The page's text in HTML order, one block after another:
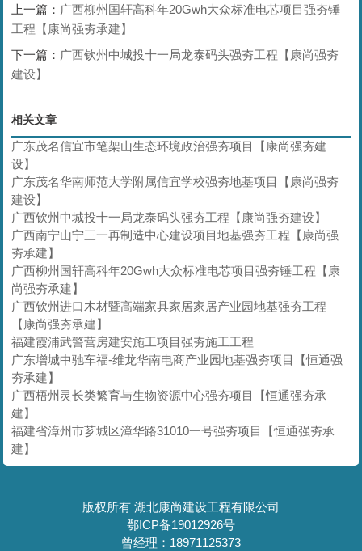
上一篇： 广西柳州国轩高科年20Gwh大众标准电芯项目强夯锤
工程【康尚强夯承建】
下一篇： 广西钦州中城投十一局龙泰码头强夯工程【康尚强夯
建设】
相关文章
广东茂名信宜市笔架山生态环境政治强夯项目【康尚强夯建
设】
广东茂名华南师范大学附属信宜学校强夯地基项目【康尚强夯
建设】
广西钦州中城投十一局龙泰码头强夯工程【康尚强夯建设】
广西南宁山宁三一再制造中心建设项目地基强夯工程【康尚强
夯承建】
广西柳州国轩高科年20Gwh大众标准电芯项目强夯锤工程【康
尚强夯承建】
广西钦州进口木材暨高端家具家居家居产业园地基强夯工程
【康尚强夯承建】
福建霞浦武警营房建安施工项目强夯施工工程
广东增城中驰车福-维龙华南电商产业园地基强夯项目【恒通强
夯承建】
广西梧州灵长类繁育与生物资源中心强夯项目【恒通强夯承
建】
福建省漳州市芗城区漳华路31010一号强夯项目【恒通强夯承
建】
版权所有 湖北康尚建设工程有限公司
鄂ICP备19012926号
曾经理：18971125373